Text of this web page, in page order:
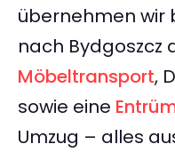
übernehmen wir
nach Bydgoszcz
Möbeltransport,
sowie eine
Umzug – alles